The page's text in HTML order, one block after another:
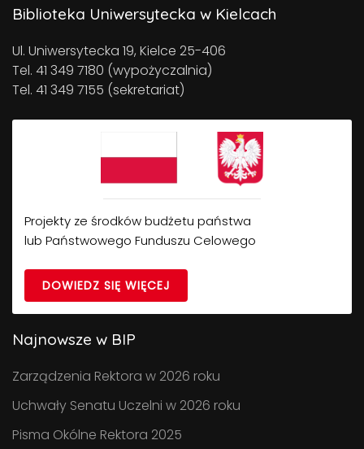
Biblioteka Uniwersytecka w Kielcach
Ul. Uniwersytecka 19, Kielce 25-406
Tel. 41 349 7180 (wypożyczalnia)
Tel. 41 349 7155 (sekretariat)
Projekty ze środków budżetu państwa
lub Państwowego Funduszu Celowego
DOWIEDZ SIĘ WIĘCEJ
Najnowsze w BIP
Zarządzenia Rektora w 2026 roku
Uchwały Senatu Uczelni w 2026 roku
Pisma Okólne Rektora 2025